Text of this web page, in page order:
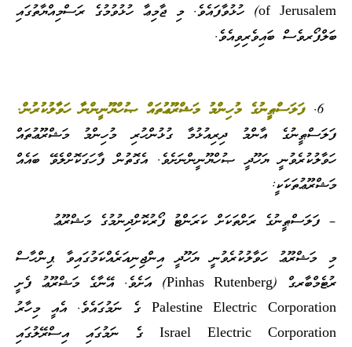
of Jerusalem) ހުޅުވާފައެވެ. މި ޖާމިޢާ ހުޅުވުމުގެ ރަސްމިއްޔާތުގައި
ބަލްފޯރވެސް ބައިވެރިވިއެވެ.
ފަލަސްޠީނުގެ މުހިންމު މަޝްރޫޢުތައް ޞުހްޔޫނީންނާ ހަވާލުކުރުން.
ފަލަސްޠީނުގެ އާންމު ދިރިއުޅުމާ ގުޅުންހުރި މުހިންމު މަޝްރޫޢުތައް
ހަވާލުކުރެވުނީ ޔަހޫދީ ޞުހްޔޫނީންނަށެވެ. އެގޮތުން ފާހަގަކޮށްލެވޭ ބައެއް
މަޝްރޫޢުތަކަކީ:
– ފަލަސްޠީނުގެ ރަށްތަކަށް ކަރަންޓު ފޯރުކޮށްދިނުމުގެ މަޝްރޫޢު
މި މަޝްރޫޢު ހަވާލުކުރެވުނީ ޔަހޫދީ އިންޖިނިއަރެއްކަމުގައިވާ ޕިންހާސް
ރުޓެމްބާރގް (Pinhas Rutenberg) އަށެވެ. އޭނާގެ މަޝްރޫޢު ފެށީ
Palestine Electric Corporation ގެ ނަމުގައެވެ. އެއީ މިހާރު
Israel Electric Corporation ގެ ނަމުގައި އިސްރޭލުގައި